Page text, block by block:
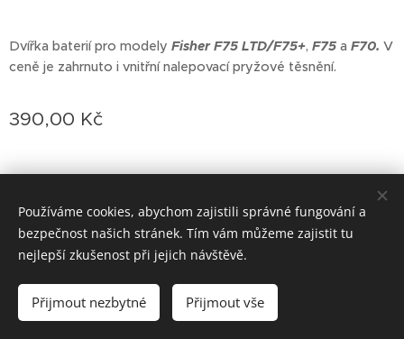
Dvířka baterií pro modely Fisher F75 LTD/F75+, F75 a F70. V
ceně je zahrnuto i vnitřní nalepovací pryžové těsnění.
390,00 Kč
Do košíku
Vytvořeno službouWebnode Cookies
Používáme cookies, abychom zajistili správné fungování a
bezpečnost našich stránek. Tím vám můžeme zajistit tu
nejlepší zkušenost při jejich návštěvě.
Přijmout nezbytné Přijmout vše